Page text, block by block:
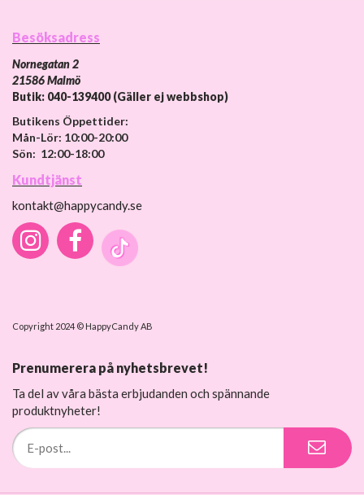
Besöksadress
Nornegatan 2
21586 Malmö
Butik: 040-139400 (Gäller ej webbshop)
Butikens Öppettider:
Mån-Lör: 10:00-20:00
Sön: 12:00-18:00
Kundtjänst
kontakt@happycandy.se
Copyright 2024 © HappyCandy AB
Prenumerera på nyhetsbrevet!
Ta del av våra bästa erbjudanden och spännande
produktnyheter!